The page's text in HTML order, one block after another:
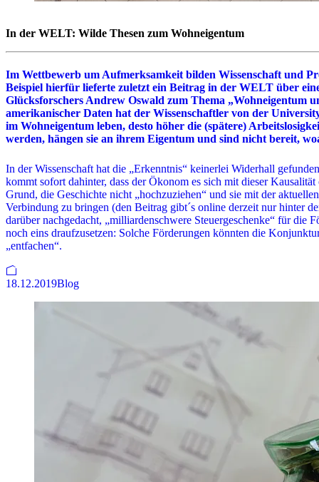
In der WELT: Wilde Thesen zum Wohneigentum
Im Wettbewerb um Aufmerksamkeit bilden Wissenschaft und
Beispiel hierfür lieferte zuletzt ein Beitrag in der WELT über
Glücksforschers Andrew Oswald zum Thema „Wohneigentum
amerikanischer Daten hat der Wissenschaftler von der
im Wohneigentum leben, desto höher die (spätere)
werden, hängen sie an ihrem Eigentum und sind nicht bereit,
In der Wissenschaft hat die „Erkenntnis“ keinerlei Widerhall
kommt sofort dahinter, dass der Ökonom es sich mit dieser
Grund, die Geschichte nicht „hochzuziehen“ und sie mit der
Verbindung zu bringen (den Beitrag gibt´s online derzeit nur hinter
darüber nachgedacht, „milliardenschwere Steuergeschenke“ für die
noch eins draufzusetzen: Solche Förderungen könnten die
„entfachen“.
18.12.2019Blog